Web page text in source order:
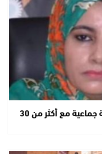
زلزال سياسي بالعيون… استقالة جماعية مع أكثر من 30